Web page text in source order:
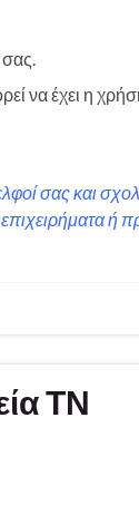
να έχει η
σας και
ή
ΤΝ